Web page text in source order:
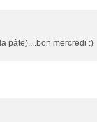
pâte)....bon mercredi :)